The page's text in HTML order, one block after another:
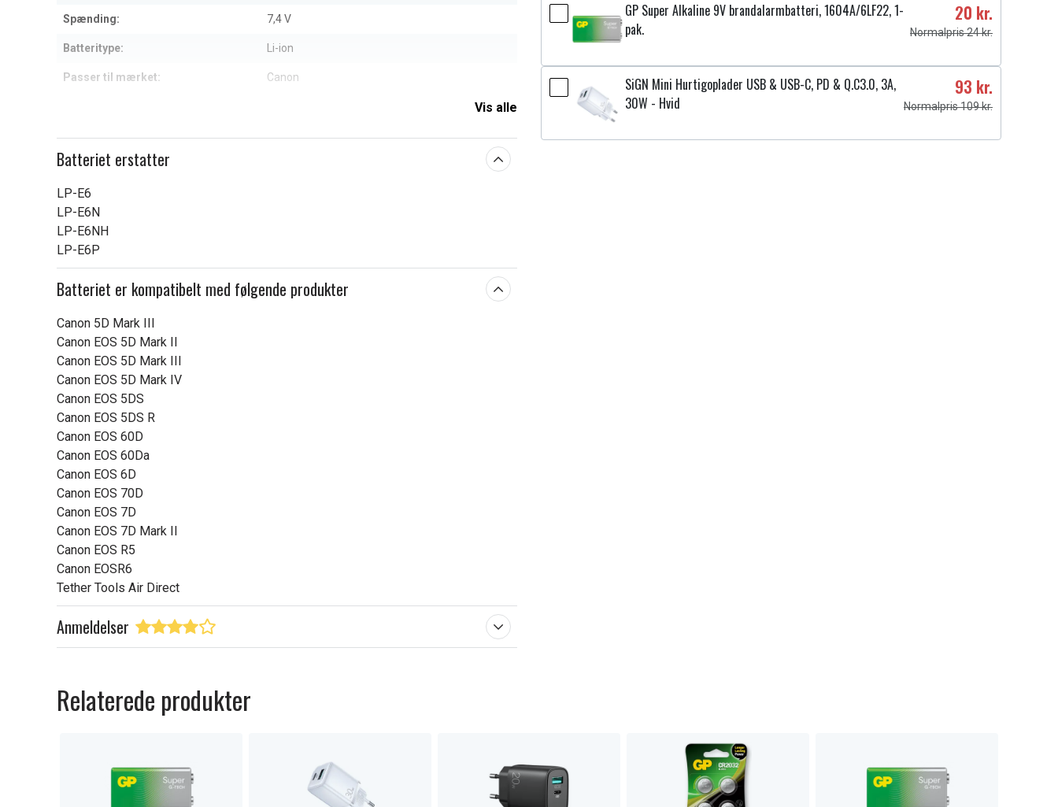
Spænding: 7,4 V
Batteritype: Li-ion
Passer til mærket: Canon
Kapacitet: 1800 mAh
Vis alle
Batteriet erstatter
LP-E6
LP-E6N
LP-E6NH
LP-E6P
Batteriet er kompatibelt med følgende produkter
Canon 5D Mark III
Canon EOS 5D Mark II
Canon EOS 5D Mark III
Canon EOS 5D Mark IV
Canon EOS 5DS
Canon EOS 5DS R
Canon EOS 60D
Canon EOS 60Da
Canon EOS 6D
Canon EOS 70D
Canon EOS 7D
Canon EOS 7D Mark II
Canon EOS R5
Canon EOSR6
Tether Tools Air Direct
Anmeldelser
GP Super Alkaline 9V brandalarmbatteri, 1604A/6LF22, 1-
pak.
20 kr.
Normalpris 24 kr.
SiGN Mini Hurtigoplader USB & USB-C, PD & Q.C3.0, 3A,
30W - Hvid
93 kr.
Normalpris 109 kr.
Relaterede produkter